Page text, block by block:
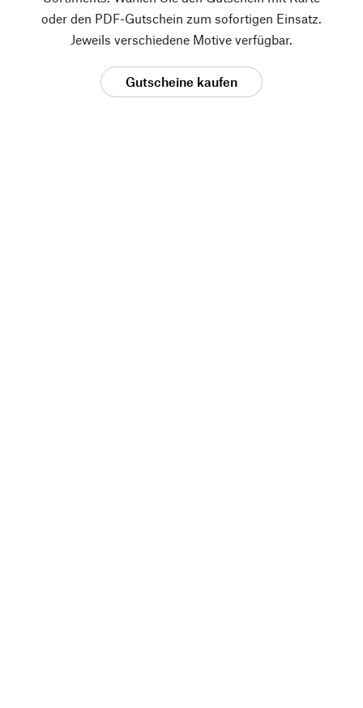
oder den PDF-Gutschein zum sofortigen Einsatz.
Jeweils verschiedene Motive verfügbar.
Gutscheine kaufen